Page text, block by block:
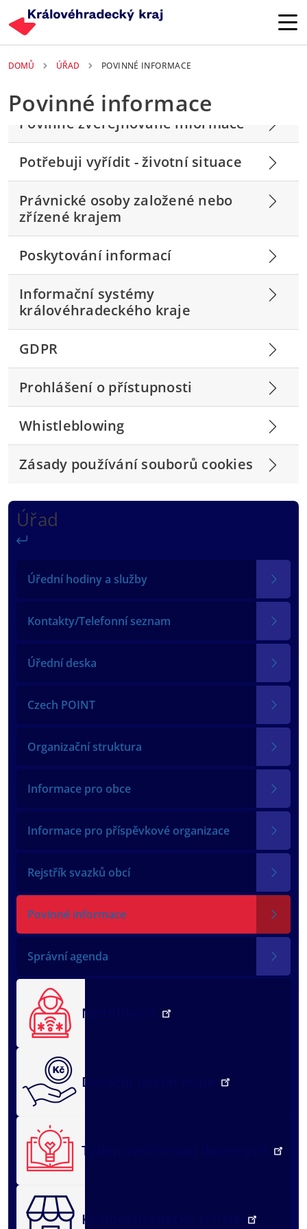
DOMŮ ÚŘAD POVINNÉ INFORMACE
Povinné informace
Úřad
Úřední hodiny a služby
Kontakty/Telefonní seznam
Úřední deska
Czech POINT
Organizační struktura
Informace pro obce
Informace pro příspěvkové organizace
Rejstřík svazků obcí
Povinné informace
Správní agenda
NežKlikneš
Dotační portál kraje
Týden vzdělávání dospělých
Královéhradecké tržiště
Povinně zveřejňované informace
Potřebuji vyřídit - životní situace
Právnické osoby založené nebo
zřízené krajem
Poskytování informací
Informační systémy
královéhradeckého kraje
GDPR
Prohlášení o přístupnosti
Whistleblowing
Zásady používání souborů cookies